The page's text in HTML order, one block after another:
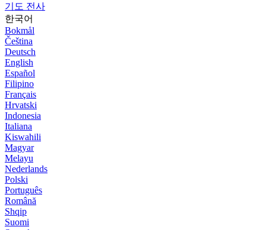
기도 전사
한국어
Bokmål
Čeština
Deutsch
English
Español
Filipino
Français
Hrvatski
Indonesia
Italiana
Kiswahili
Magyar
Melayu
Nederlands
Polski
Português
Română
Shqip
Suomi